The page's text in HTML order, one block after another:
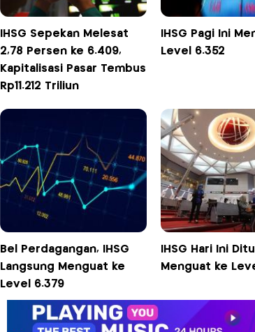
IHSG Sepekan Melesat
2,78 Persen ke 6.409,
Kapitalisasi Pasar Tembus
Rp11.212 Triliun
IHSG Pagi Ini
Level 6.352
Bel Perdagangan, IHSG
Langsung Menguat ke
Level 6.379
IHSG Hari Ini
Menguat ke